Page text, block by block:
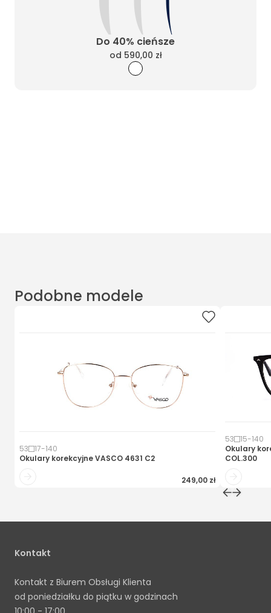
Do 40% cieńsze
od 590,00 zł
Podobne modele
53 17-140
Okulary korekcyjneVASCO 4631 C2
249,00 zł
53 15-140
Okulary
COL.300
Kontakt
Kontakt z Biurem Obsługi Klienta
od poniedziałku do piątku w godzinach